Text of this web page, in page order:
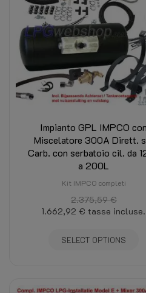
Impianto GPL IMPCO con
Miscelatore 300A Dirett.
Carb. con serbatoio cil. da
a 200L
Kit IMPCO completi
2.375,59 €
1.662,92 € tasse incluse.
SELECT OPTIONS